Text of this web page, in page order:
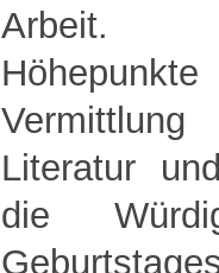
Arbeit.
Literatur
die